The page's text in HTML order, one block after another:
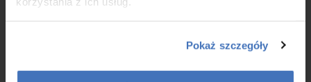
Pokaż szczegóły
Komunikaty: